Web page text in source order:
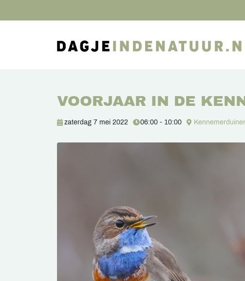
VOORJAAR IN DE
zaterdag 7 mei 2022 06:00 - 10:00